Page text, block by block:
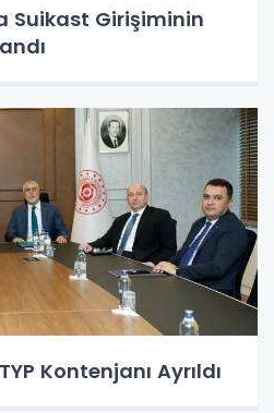
Suikast Girişiminin
Kontenjanı Ayrıldı